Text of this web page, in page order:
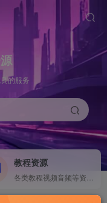
的服务
教程资源